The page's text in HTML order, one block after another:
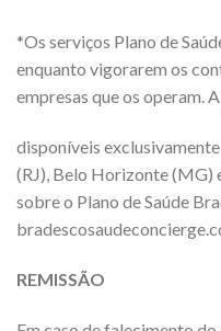
*Os serviços Plano de
enquanto vigorarem os
empresas que os operam.
disponíveis exclusivamente
(RJ), Belo Horizonte (MG)
sobre o Plano de Saúde
REMISSÃO